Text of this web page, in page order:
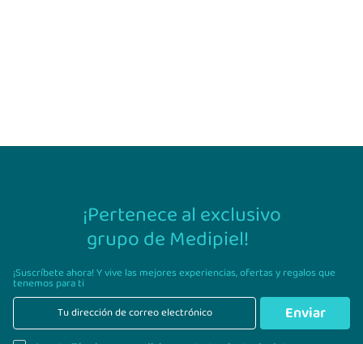
¡Pertenece al exclusivo
grupo de Medipiel!
¡Suscríbete ahora! Y vive las mejores experiencias,ofertas y regalos que
tenemos para ti
Enviar